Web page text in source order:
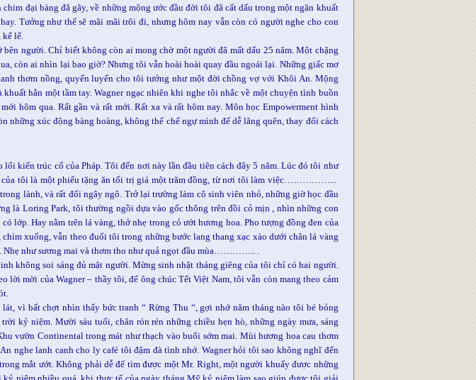
đại bàng đã gãy, về những mộng ước đầu đời tôi đã cất dấu trong một ngăn khuất
Tưởng như thế sẽ mãi mãi trôi đi, nhưng hôm nay vẫn còn có người nghe cho con
kể lể.
người. Chỉ biết không còn ai mong chờ một người đã mất dấu 25 năm. Một chặng
còn ai nhìn lại bao giờ? Nhưng tôi vẫn hoài hoài quay đầu ngoái lại. Những giấc mơ
thơm nồng, quyến luyến cho tôi tưởng như một đời chồng vợ với Khôi An. Mộng
hẳn một tầm tay. Wagner ngạc nhiên khi nghe tôi nhắc về một chuyện tình buồn
hôm qua. Rất gần và rất mới. Rất xa và rất hôm nay. Môn học Empowerment hình
những xúc động bàng hoàng, không thể chế ngự mình để dễ lãng quên, thay đổi cách
kiến trúc cổ của Pháp. Tôi đến nơi này lần đầu tiên cách đây 5 năm. Lúc đó tôi như
của tôi là một phiếu tặng ăn tối trị giá một trăm đồng, từ nơi tôi làm việc……………...
lành, và rất đổi ngây ngô. Trở lại trường làm cô sinh viên nhỏ, những giờ học đầu
là Loring Park, tôi thường ngồi dựa vào gốc thông trên đồi cỏ mịn , nhìn những con
lớp. Hay nằm trên lá vàng, thở nhẹ trong cỏ ướt hương hoa. Pho tượng đồng đen của
xuống, vẫn theo đuổi tôi trong những bước lang thang xạc xào dưới chân lá vàng
Nhẹ như sương mai và thơm tho như quả ngọt đầu mùa………….. .
không soi sáng đủ mặt người. Mừng sinh nhật tháng giêng của tôi chỉ có hai người.
lời mời của Wagner – thầy tôi, để ông chúc Tết Việt Nam, tôi vẫn còn mang theo cảm
vì bất chợt nhìn thấy bức tranh “ Rừng Thu “, gợi nhớ năm tháng nào tôi bé bỏng
kỷ niệm. Mười sáu tuổi, chân rón rén những chiều hẹn hò, những ngày mưa, sáng
vườn Continental trong mát như thạch vào buổi sớm mai. Mùi hương hoa cau thơm
nghe lanh canh cho ly café tôi đậm đà tình nhớ. Wagner hỏi tôi sao không nghĩ đến
mắt ướt. Không phải dễ để tìm được một Mr. Right, một người khuấy được những